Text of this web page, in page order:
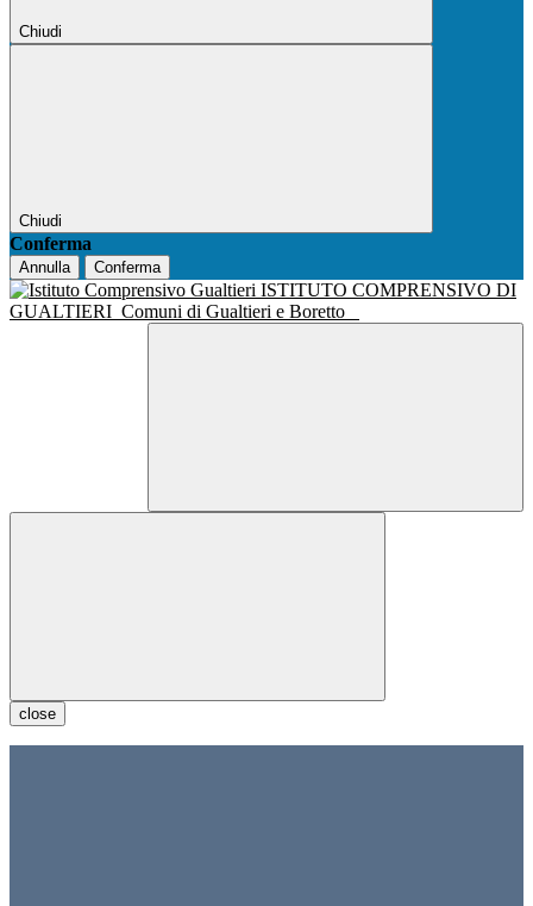
Chiudi
Chiudi
Conferma
Annulla Conferma
ISTITUTO COMPRENSIVO DI
GUALTIERI Comuni di Gualtieri e Boretto
close